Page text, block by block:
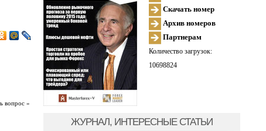
вопрос »
Скачать номер
Архив номеров
Партнерам
Количество загрузок:
10698824
ЖУРНАЛ, ИНТЕРЕСНЫЕ СТАТЬИ